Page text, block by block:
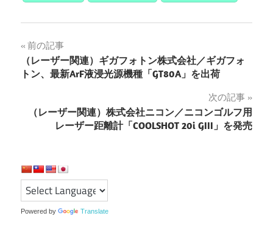
投
稿
ビ
ー
シ
ョ
前の記事
（レーザー関連）ギガフォトン株式会社／ギガフォ
トン、最新ArF液浸光源機種「GT80A」を出荷
次の記事
（レーザー関連）株式会社ニコン／ニコンゴルフ用
レーザー距離計「COOLSHOT 20i GIII」を発売
Powered by Translate